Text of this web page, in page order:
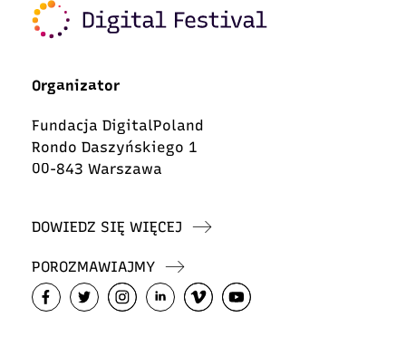
Organizator
Fundacja DigitalPoland
Rondo Daszyńskiego 1
00-843 Warszawa
DOWIEDZ SIĘ WIĘCEJ
POROZMAWIAJMY